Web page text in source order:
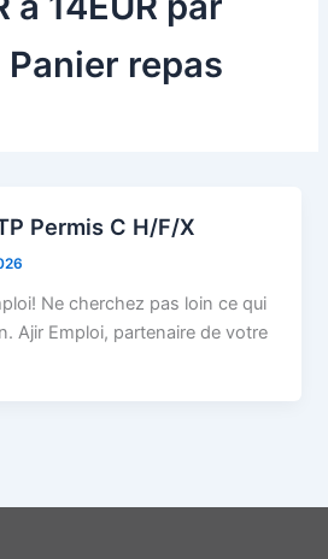
Panier repas
Permis C H/F/X
Ne cherchez pas loin ce qui
Ajir Emploi, partenaire de votre